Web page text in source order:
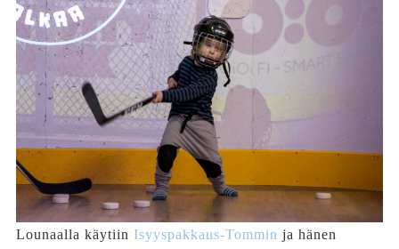
Lounaalla käytiin Isyyspakkaus-Tommin ja hänen